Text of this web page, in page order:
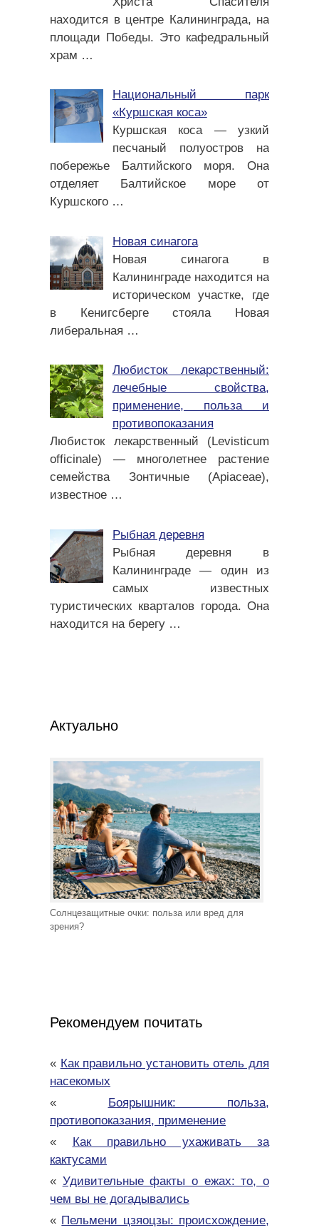
находится в центре Калининграда, на
площади Победы. Это кафедральный
храм …
Национальный парк
«Куршская коса»
Куршская коса — узкий
песчаный полуостров на
побережье Балтийского моря. Она
отделяет Балтийское море от
Куршского …
Новая синагога
Новая синагога в
Калининграде находится на
историческом участке, где
в Кенигсберге стояла Новая
либеральная …
Любисток лекарственный:
лечебные свойства,
применение, польза и
противопоказания
Любисток лекарственный (Levisticum
officinale) — многолетнее растение
семейства Зонтичные (Apiaceae),
известное …
Рыбная деревня
Рыбная деревня в
Калининграде — один из
самых известных
туристических кварталов города. Она
находится на берегу …
Актуально
Солнцезащитные очки: польза или вред для
зрения?
Рекомендуем почитать
« Как правильно установить отель для
насекомых
« Боярышник: польза,
противопоказания, применение
« Как правильно ухаживать за
кактусами
« Удивительные факты о ежах: то, о
чем вы не догадывались
« Пельмени цзяоцзы: происхождение,